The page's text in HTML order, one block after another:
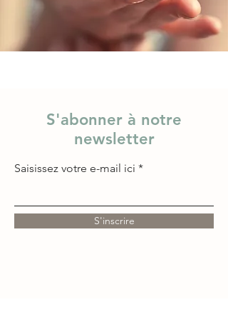
S'abonner à notre
newsletter
Saisissez votre e-mail ici
S'inscrire